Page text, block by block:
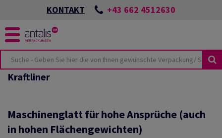
KONTAKT +43 662 4512630
Kraftliner
Maschinenglatt für hohe Ansprüche (auch
in hohen Flächengewichten)